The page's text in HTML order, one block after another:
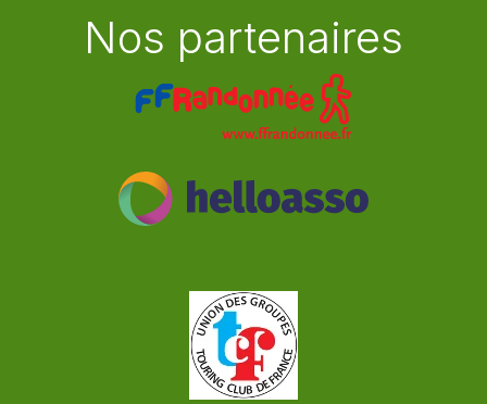
Nos partenaires